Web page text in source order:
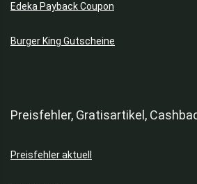
Edeka Payback Coupon
Burger King Gutscheine
Preisfehler, Gratisartikel,
Preisfehler aktuell